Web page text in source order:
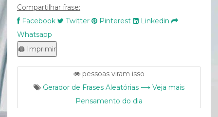
Compartilhar frase:
Facebook
Twitter Pinterest
Linkedin
Whatsapp
pessoas viram isso
Gerador de Frases Aleatórias ⟶ Veja mais
Pensamento do dia